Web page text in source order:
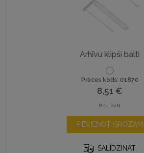
Arhīvu klipši balti
Preces kods: 01870
8,51 €
Bez PVN
PIEVIENOT GROZAM
SALĪDZINĀT